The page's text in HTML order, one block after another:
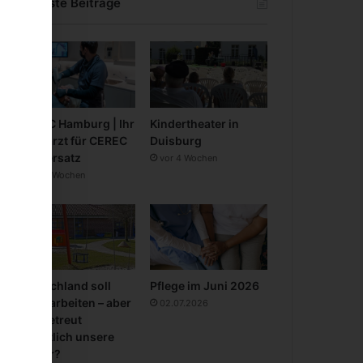
CEREC Hamburg | Ihr
Zahnarzt für CEREC
Zahnersatz
vor 3 Wochen
Kindertheater in
Duisburg
vor 4 Wochen
Deutschland soll
mehr arbeiten – aber
wer betreut
eigentlich unsere
Kinder?
Pflege im Juni 2026
02.07.2026